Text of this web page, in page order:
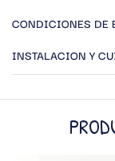
CONDICIONES DE
INSTALACION Y